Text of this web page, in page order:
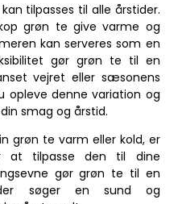
tilpasses til alle årstider.
grøn te give varme og
kan serveres som en
gør grøn te til en
vejret eller sæsonens
opleve denne variation og
smag og årstid.
grøn te varm eller kold, er
at tilpasse den til dine
gør grøn te til en
søger en sund og